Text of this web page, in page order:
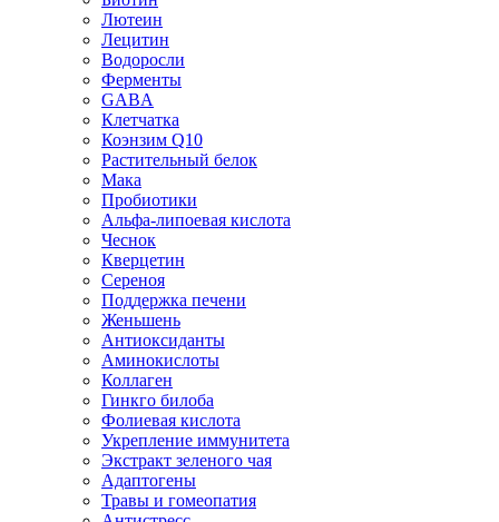
Лютеин
Лецитин
Водоросли
Ферменты
GABA
Клетчатка
Коэнзим Q10
Растительный белок
Мака
Пробиотики
Альфа-липоевая кислота
Чеснок
Кверцетин
Сереноя
Поддержка печени
Женьшень
Антиоксиданты
Аминокислоты
Коллаген
Гинкго билоба
Фолиевая кислота
Укрепление иммунитета
Экстракт зеленого чая
Адаптогены
Травы и гомеопатия